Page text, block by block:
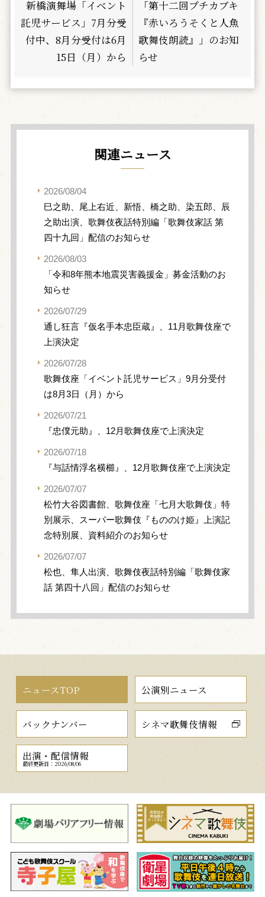
新橋演舞場「イベント
託児サービス」7月分受
付中、8月分受付は6月
15日（月）から
「第十二回プチカブキ
『赤いろうそくと人魚
歌舞伎朗読』」のお知
らせ
関連ニュース
2026/08/04
巳之助、尾上右近、新悟、橋之助、染五郎、辰
之助出演、歌舞伎夜話特別編「歌舞伎家話 第
四十九回」配信のお知らせ
2026/08/03
「令和8年熊本地震災害義援金」募金活動のお
知らせ
2026/07/29
通し狂言『仮名手本忠臣蔵』、11月歌舞伎座で
上演決定
2026/07/28
歌舞伎座「イベント託児サービス」9月分受付
は8月3日（月）から
2026/07/21
『忠僕元助』、12月歌舞伎座で上演決定
2026/07/18
『与話情浮名横櫛』、12月歌舞伎座で上演決定
2026/07/07
松竹大谷図書館、歌舞伎座「七月大歌舞伎」特
別展示、スーパー歌舞伎『もののけ姫』上演記
念特別展、資料紹介のお知らせ
2026/07/07
松也、隼人出演、歌舞伎夜話特別編「歌舞伎家
話 第四十八回」配信のお知らせ
ニュースTOP 公演別ニュース
バックナンバー シネマ歌舞伎情報
出演・配信情報
最終更新日：2026/08/06